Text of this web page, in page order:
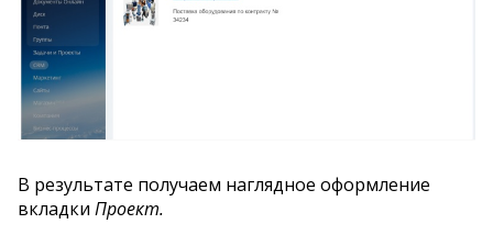
В результате получаем наглядное оформление
вкладки Проект.